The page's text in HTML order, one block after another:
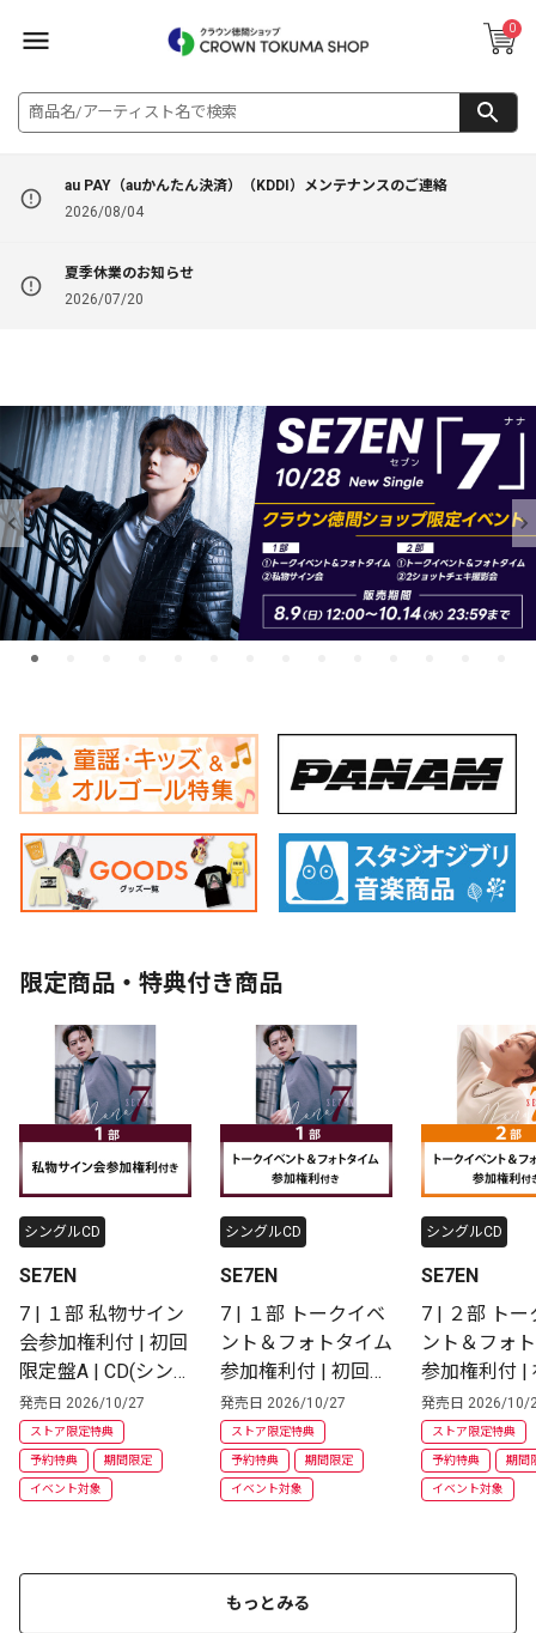
0
au PAY（auかんたん決済）（KDDI）メンテナンスのご連絡
2026/08/04
夏季休業のお知らせ
2026/07/20
限定商品・特典付き商品
シングルCD
SE7EN
7 | １部 私物サイン
会参加権利付 | 初回
限定盤A | CD(シン
グル)
発売日 2026/10/27
ストア限定特典
予約特典 期間限定
イベント対象
シングルCD
SE7EN
7 | １部 トークイベ
ント＆フォトタイム
参加権利付 | 初回限
定盤A | CD(シング
ル)
発売日 2026/10/27
ストア限定特典
予約特典 期間限定
イベント対象
シングルCD
SE7EN
7 | ２部 トー
ント＆フォ
参加権利付 |
定盤B | CD(
ル)
発売日 2026/10/
ストア限定特典
予約特典 期間
イベント対象
もっとみる